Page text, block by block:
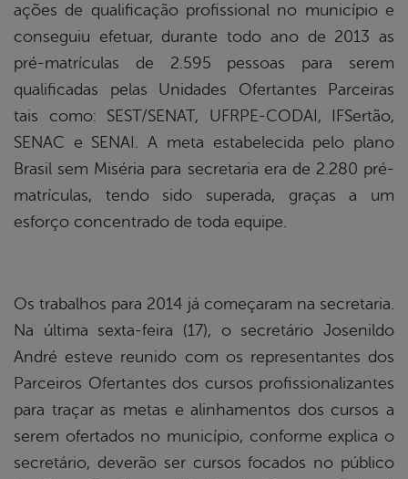
ações de qualificação profissional no município e
conseguiu efetuar, durante todo ano de 2013 as
pré-matrículas de 2.595 pessoas para serem
qualificadas pelas Unidades Ofertantes Parceiras
tais como: SEST/SENAT, UFRPE-CODAI, IFSertão,
SENAC e SENAI. A meta estabelecida pelo plano
Brasil sem Miséria para secretaria era de 2.280 pré-
matrículas, tendo sido superada, graças a um
esforço concentrado de toda equipe.
Os trabalhos para 2014 já começaram na secretaria.
Na última sexta-feira (17), o secretário Josenildo
André esteve reunido com os representantes dos
Parceiros Ofertantes dos cursos profissionalizantes
para traçar as metas e alinhamentos dos cursos a
serem ofertados no município, conforme explica o
secretário, deverão ser cursos focados no público